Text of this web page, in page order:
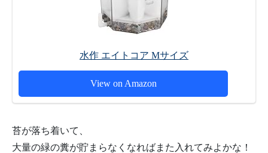
水作 エイトコア Mサイズ
View on Amazon
苔が落ち着いて、
大量の緑の糞が貯まらなくなればまた入れてみよかな！